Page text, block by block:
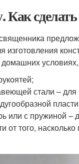
Как
изготовления
стали – для
с пружиной –
от того,